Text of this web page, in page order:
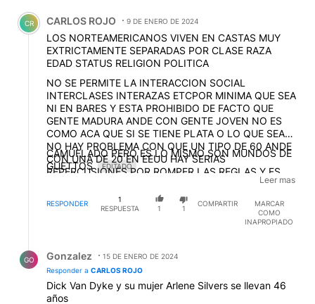
Comentario de CARLOS ROJO.
CR CARLOS ROJO 9 DE ENERO DE 2024
LOS NORTEAMERICANOS VIVEN EN CASTAS MUY
EXTRICTAMENTE SEPARADAS POR CLASE RAZA
EDAD STATUS RELIGION POLITICA
NO SE PERMITE LA INTERACCION SOCIAL
INTERCLASES INTERAZAS ETCPOR MINIMA QUE SEA
NI EN BARES Y ESTA PROHIBIDO DE FACTO QUE
GENTE MADURA ANDE CON GENTE JOVEN NO ES
COMO ACA QUE SI SE TIENE PLATA O LO QUE SEA
NO HAY PROBLEMA CON QUE UN TIPO DE 60 ANDE
CON UNA DE 20 EN EEUU HAY SERIAS
REPERCUSIONES POR ROMPER LAS REGLAS Y ES
NORMAS DE COMO DEBEN HABLAR LAS PERSONAS
DE DIFERENTES CLKASES REAZAS TIPOS ETC EL
CAMUFLADO PERO ES LO MISMO SON MUNDOS DE
GUETTOS
EDITADO
Leer mas
RESPONDER
1
RESPUESTA
1 1
COMPARTIR
MARCAR
COMO
INAPROPIADO
GO Gonzalez
15 DE ENERO DE 2024
Responder a CARLOS ROJO
Dick Van Dyke y su mujer Arlene Silvers se llevan 46
años